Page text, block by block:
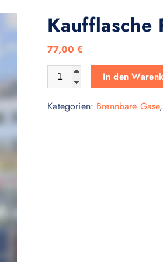
Kaufflasche
77,00€
Kaufflasche Propan 11kg
In den
Kategorien: Brennbare Gase,